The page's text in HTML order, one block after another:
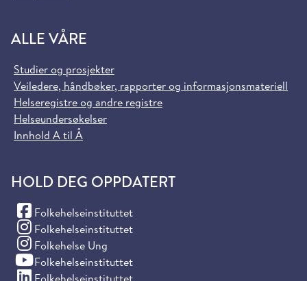
ALLE VÅRE
Studier og prosjekter
Veiledere, håndbøker, rapporter og informasjonsmateriell
Helseregistre og andre registre
Helseundersøkelser
Innhold A til Å
HOLD DEG OPPDATERT
Folkehelseinstituttet
(Facebook)
Folkehelseinstituttet
(Instagram)
Folkehelse Ung
(Instagram)
Folkehelseinstituttet
(YouTube)
(LinkedIn)